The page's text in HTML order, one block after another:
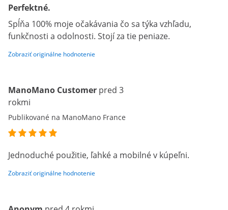
Perfektné.
Spĺňa 100% moje očakávania čo sa týka vzhľadu,
funkčnosti a odolnosti. Stojí za tie peniaze.
Zobraziť originálne hodnotenie
ManoMano Customer pred 3
rokmi
Publikované na ManoMano France
Jednoduché použitie, ľahké a mobilné v kúpeľni.
Zobraziť originálne hodnotenie